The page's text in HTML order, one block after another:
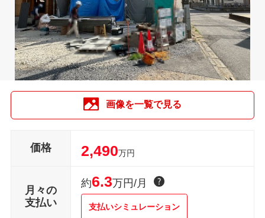
画像を一覧で見る
価格 2,490万円
月々の
支払い
約6.3万円/月
支払いシミュレーション